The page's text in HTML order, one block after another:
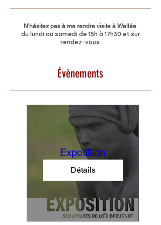
N'hésitez pas à me rendre visite à Wallée
du lundi au samedi de 15h à 17h30 et sur
rendez-vous.
Évènements
Exposition
Détails